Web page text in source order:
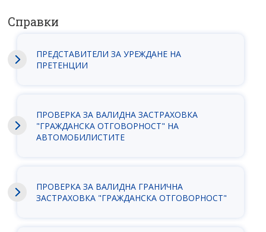
Справки
ПРЕДСТАВИТЕЛИ ЗА УРЕЖДАНЕ НА
ПРЕТЕНЦИИ
ПРОВЕРКА ЗА ВАЛИДНА ЗАСТРАХОВКА
"ГРАЖДАНСКА ОТГОВОРНОСТ" НА
АВТОМОБИЛИСТИТЕ
ПРОВЕРКА ЗА ВАЛИДНА ГРАНИЧНА
ЗАСТРАХОВКА "ГРАЖДАНСКА ОТГОВОРНОСТ"